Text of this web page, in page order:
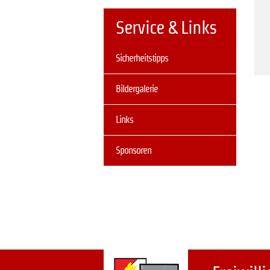
Service & Links
Navigation
überspringen
Sicherheitstipps
Bildergalerie
Links
Sponsoren